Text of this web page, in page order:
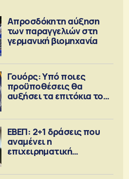
Απροσδόκητη αύξηση
των παραγγελιών στη
γερμανική βιομηχανία
Γουόρς: Υπό ποιες
προϋποθέσεις θα
αυξήσει τα επιτόκια τον
ΕΒΕΠ: 2+1 δράσεις που
αναμένει η
επιχειρηματική